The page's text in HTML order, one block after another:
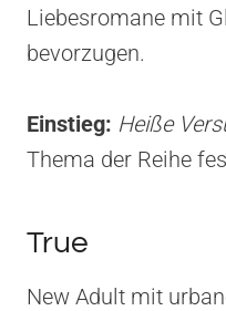
Liebesromane mit
bevorzugen.
Einstieg: Heiße
Thema der Reihe
True
New Adult mit